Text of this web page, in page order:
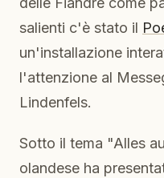
salienti c'è stato il
un'installazione
l'attenzione al
Lindenfels.
Sotto il tema "Alles
olandese ha